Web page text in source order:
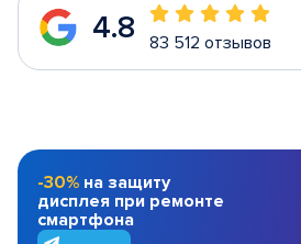
4.8 83 512 отзывов
-30% на защиту
дисплея при ремонте
смартфона